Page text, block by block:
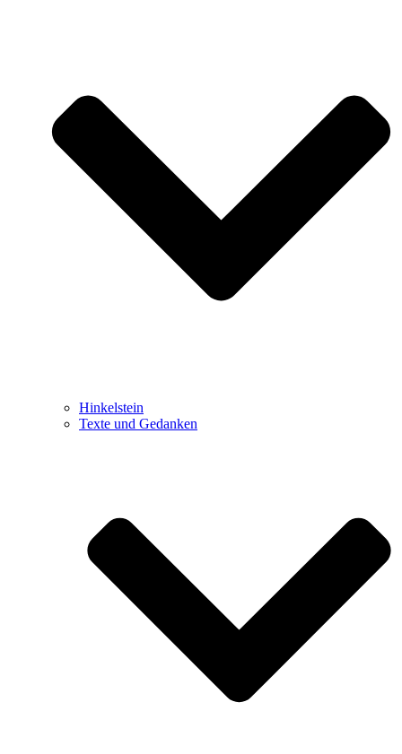
Hinkelstein
Texte und Gedanken